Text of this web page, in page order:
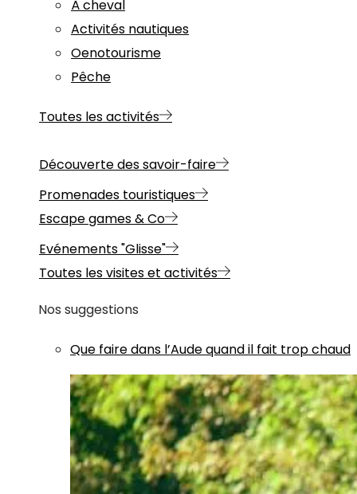
À cheval
Activités nautiques
Oenotourisme
Pêche
Toutes les activités
Découverte des savoir-faire
Promenades touristiques
Escape games & Co
Evénements "Glisse"
Toutes les visites et activités
Nos suggestions
Que faire dans l’Aude quand il fait trop chaud